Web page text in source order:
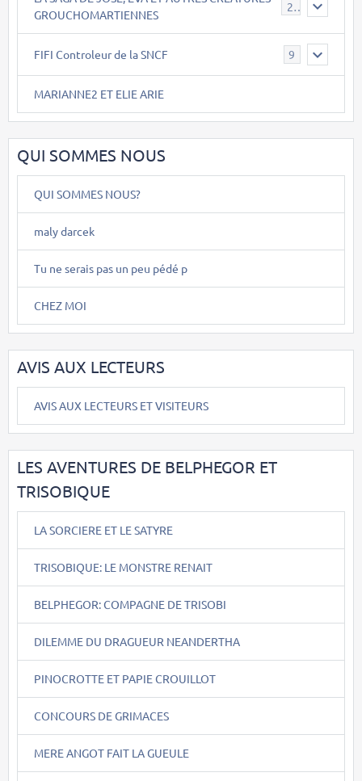
GROUCHOMARTIENNES
26
FIFI Controleur de la SNCF 9
MARIANNE2 ET ELIE ARIE
QUI SOMMES NOUS
QUI SOMMES NOUS?
maly darcek
Tu ne serais pas un peu pédé p
CHEZ MOI
AVIS AUX LECTEURS
AVIS AUX LECTEURS ET VISITEURS
LES AVENTURES DE BELPHEGOR ET
TRISOBIQUE
LA SORCIERE ET LE SATYRE
TRISOBIQUE: LE MONSTRE RENAIT
BELPHEGOR: COMPAGNE DE TRISOBI
DILEMME DU DRAGUEUR NEANDERTHA
PINOCROTTE ET PAPIE CROUILLOT
CONCOURS DE GRIMACES
MERE ANGOT FAIT LA GUEULE